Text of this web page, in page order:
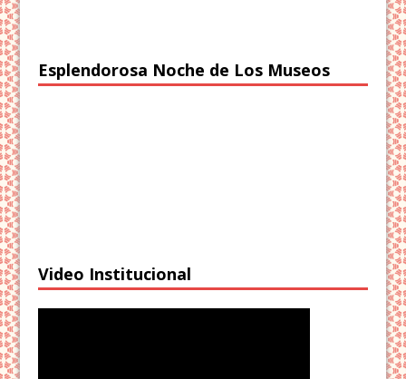
Esplendorosa Noche de Los Museos
Video Institucional